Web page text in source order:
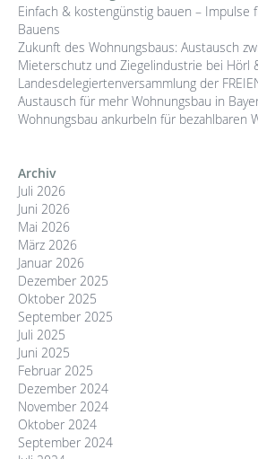
Einfach & kostengünstig bauen – Impulse
Bauens
Zukunft des Wohnungsbaus: Austausch
Mieterschutz und Ziegelindustrie bei Hörl
Landesdelegiertenversammlung der
Austausch für mehr Wohnungsbau in
Wohnungsbau ankurbeln für bezahlbaren
Archiv
Juli 2026
Juni 2026
Mai 2026
März 2026
Januar 2026
Dezember 2025
Oktober 2025
September 2025
Juli 2025
Juni 2025
Februar 2025
Dezember 2024
November 2024
Oktober 2024
September 2024